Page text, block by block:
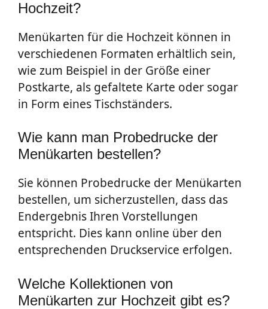
Hochzeit?
Menükarten für die Hochzeit können in
verschiedenen Formaten erhältlich sein,
wie zum Beispiel in der Größe einer
Postkarte, als gefaltete Karte oder sogar
in Form eines Tischständers.
Wie kann man Probedrucke der
Menükarten bestellen?
Sie können Probedrucke der Menükarten
bestellen, um sicherzustellen, dass das
Endergebnis Ihren Vorstellungen
entspricht. Dies kann online über den
entsprechenden Druckservice erfolgen.
Welche Kollektionen von
Menükarten zur Hochzeit gibt es?